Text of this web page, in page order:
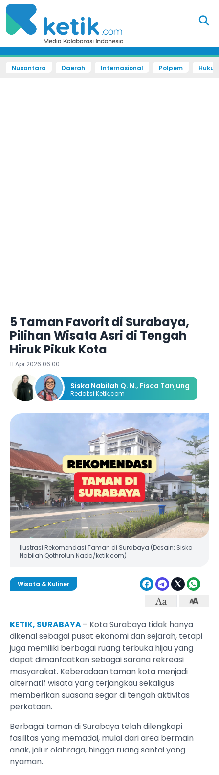
Nusantara Daerah Internasional Polpem
5 Taman Favorit di Surabaya,
Pilihan Wisata Asri di Tengah
Hiruk Pikuk Kota
11 Apr 2026 06:00
Siska Nabilah Q. N., Fisca Tanjung
Redaksi Ketik.com
Ilustrasi Rekomendasi Taman di Surabaya (Desain: Siska
Nabilah Qothrotun Nada/ketik.com)
Wisata & Kuliner
KETIK, SURABAYA– Kota Surabaya tidak hanya
dikenal sebagai pusat ekonomi dan sejarah, tetapi
juga memiliki berbagai ruang terbuka hijau yang
dapat dimanfaatkan sebagai sarana rekreasi
masyarakat. Keberadaan taman kota menjadi
alternatif wisata yang terjangkau sekaligus
memberikan suasana segar di tengah aktivitas
perkotaan.
Berbagai taman di Surabaya telah dilengkapi
fasilitas yang memadai, mulai dari area bermain
anak, jalur olahraga, hingga ruang santai yang
nyaman.